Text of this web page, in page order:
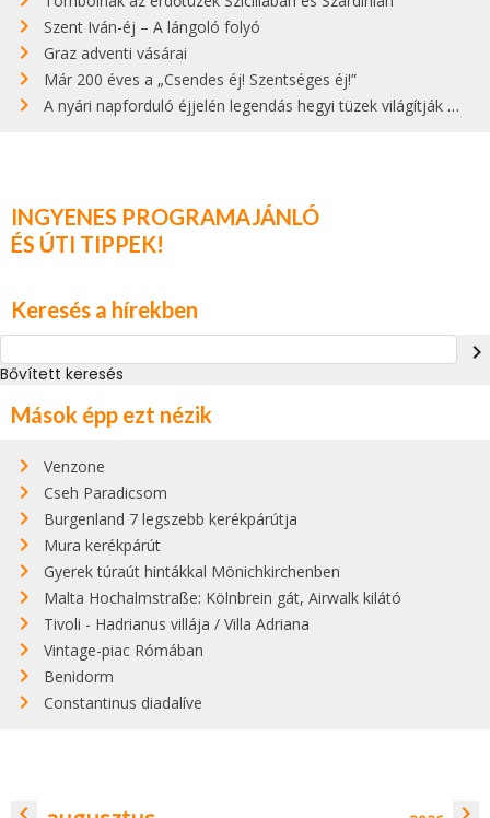
Szent Iván-éj – A lángoló folyó
Graz adventi vásárai
Már 200 éves a „Csendes éj! Szentséges éj!”
A nyári napforduló éjjelén legendás hegyi tüzek világítják meg Zugspitzét
INGYENES PROGRAMAJÁNLÓ
ÉS ÚTI TIPPEK!
Keresés a hírekben
navigate_next
Bővített keresés
Mások épp ezt nézik
Venzone
Cseh Paradicsom
Burgenland 7 legszebb kerékpárútja
Mura kerékpárút
Gyerek túraút hintákkal Mönichkirchenben
Malta Hochalmstraße: Kölnbrein gát, Airwalk kilátó
Tivoli - Hadrianus villája / Villa Adriana
Vintage-piac Rómában
Benidorm
Constantinus diadalíve